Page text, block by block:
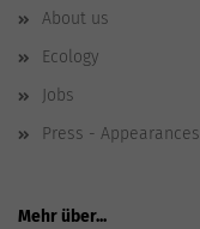
About us
Ecology
Jobs
Press - Appearances
Mehr über...